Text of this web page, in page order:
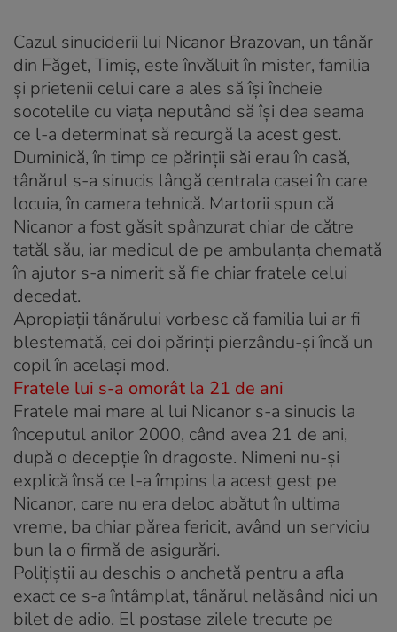
Cazul sinuciderii lui Nicanor Brazovan, un tânăr
din Făget, Timiş, este învăluit în mister, familia
şi prietenii celui care a ales să îşi încheie
socotelile cu viaţa neputând să îşi dea seama
ce l-a determinat să recurgă la acest gest.
Duminică, în timp ce părinţii săi erau în casă,
tânărul s-a sinucis lângă centrala casei în care
locuia, în camera tehnică. Martorii spun că
Nicanor a fost găsit spânzurat chiar de către
tatăl său, iar medicul de pe ambulanţa chemată
în ajutor s-a nimerit să fie chiar fratele celui
decedat.
Apropiaţii tânărului vorbesc că familia lui ar fi
blestemată, cei doi părinţi pierzându-şi încă un
copil în acelaşi mod.
Fratele lui s-a omorât la 21 de ani
Fratele mai mare al lui Nicanor s-a sinucis la
începutul anilor 2000, când avea 21 de ani,
după o decepţie în dragoste. Nimeni nu-şi
explică însă ce l-a împins la acest gest pe
Nicanor, care nu era deloc abătut în ultima
vreme, ba chiar părea fericit, având un serviciu
bun la o firmă de asigurări.
Poliţiştii au deschis o anchetă pentru a afla
exact ce s-a întâmplat, tânărul nelăsând nici un
bilet de adio. El postase zilele trecute pe